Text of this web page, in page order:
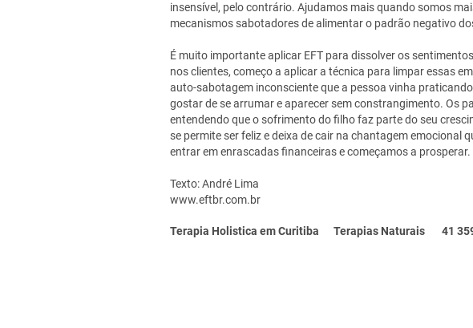
insensível, pelo contrário. Ajudamos mais quando somos
mecanismos sabotadores de alimentar o padrão negativo
É muito importante aplicar EFT para dissolver os
nos clientes, começo a aplicar a técnica para limpar essas
auto-sabotagem inconsciente que a pessoa vinha
gostar de se arrumar e aparecer sem constrangimento. Os
entendendo que o sofrimento do filho faz parte do seu
se permite ser feliz e deixa de cair na chantagem emocional
entrar em enrascadas financeiras e começamos a prosperar.
Texto: André Lima
www.eftbr.com.br
Terapia Holistica em Curitiba Terapias Naturais 41